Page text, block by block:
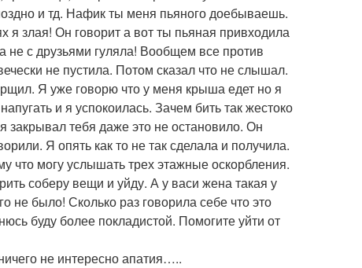
и тд. Нафик ты меня пьяного доебываешь.
я злая! Он говорит а вот ты пьяная привходила
не с друзьями гуляла! Вообщем все против
не пустила. Потом сказал что не слышал.
Я уже говорю что у меня крыша едет но я
и я успокоилась. Зачем бить так жестоко
тебя даже это не остановило. Он
Я опять как то не так сделала и получила.
что могу услышать трех этажные оскорбления.
соберу вещи и уйду. А у васи жена такая у
не было! Сколько раз говорила себе что это
буду более покладистой. Помогите уйти от
не интересно апатия…..